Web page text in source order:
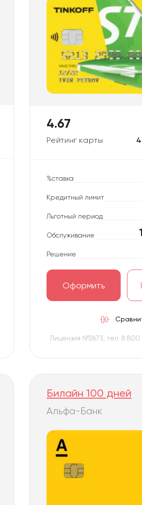
4.67
Рейтинг карты
%ставка
Кредитный лимит
Льготный период
Обслуживание
Решение
Оформить
Лицензия №2673, тел. 8 800
Билайн 100 дней
Альфа-Банк